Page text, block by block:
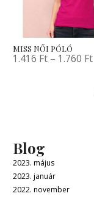
MISS NŐI PÓLÓ
1.416 Ft – 1.760 Ft
Blog
2023. május
2023. január
2022. november